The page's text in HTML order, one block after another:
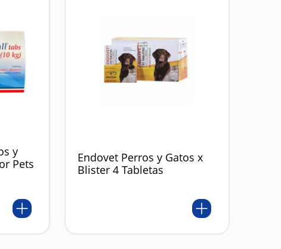
y
Pets
Endovet Perros y Gatos x
Blister 4 Tabletas